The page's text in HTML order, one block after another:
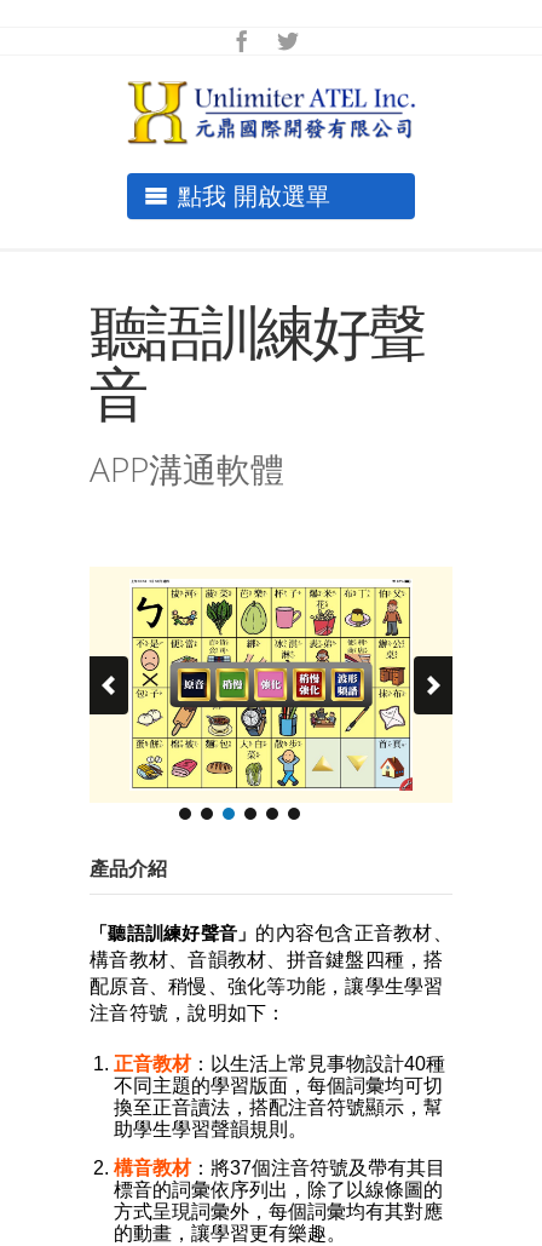
點我 開啟選單
聽語訓練好聲
音
APP溝通軟體
產品介紹
「聽語訓練好聲音」 的內容包含正音教材、
構音教材、音韻教材、拼音鍵盤四種，搭
配原音、稍慢、強化等功能，讓學生學習
注音符號，說明如下：
正音教材：以生活上常見事物設計40種
不同主題的學習版面，每個詞彙均可切
換至正音讀法，搭配注音符號顯示，幫
助學生學習聲韻規則。
構音教材：將37個注音符號及帶有其目
標音的詞彙依序列出，除了以線條圖的
方式呈現詞彙外，每個詞彙均有其對應
的動畫，讓學習更有樂趣。